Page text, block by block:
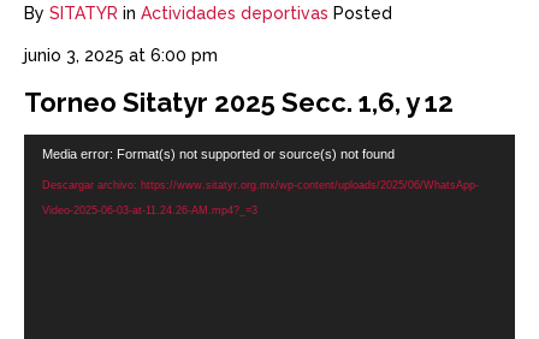
By SITATYR in Actividades deportivas Posted
junio 3, 2025 at 6:00 pm
Torneo Sitatyr 2025 Secc. 1,6, y 12
Reproductor
Media error: Format(s) not supported or source(s) not found
Descargar archivo: https://www.sitatyr.org.mx/wp-content/uploads/2025/06/WhatsApp-
Video-2025-06-03-at-11.24.26-AM.mp4?_=3